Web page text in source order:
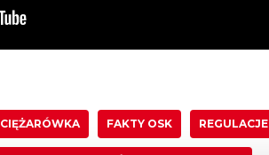
CIĘŻARÓWKA FAKTY OSK REGULACJE